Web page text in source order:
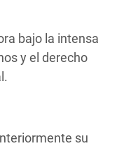
bajo la intensa
y el derecho
su